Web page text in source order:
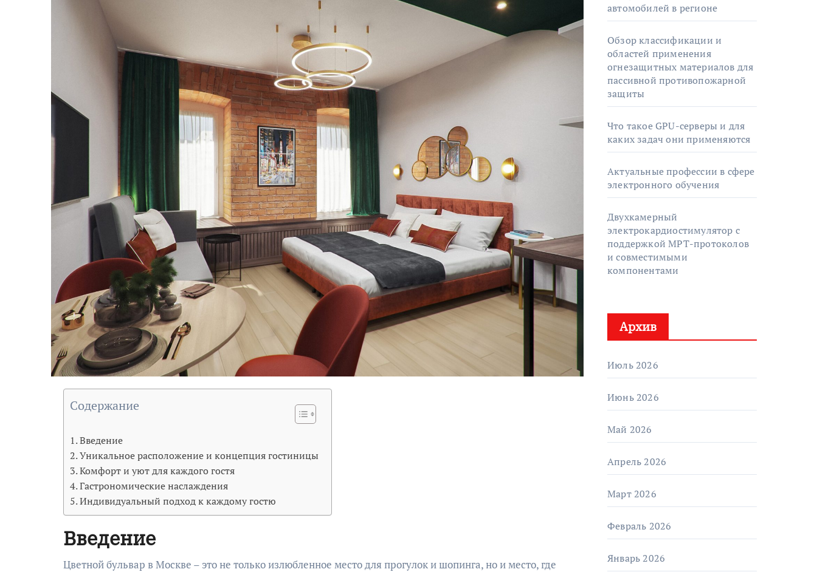
Содержание
Введение
Уникальное расположение и концепция гостиницы
Комфорт и уют для каждого гостя
Гастрономические наслаждения
Индивидуальный подход к каждому гостю
Введение
Цветной бульвар в Москве – это не только излюбленное место для прогулок и шопинга, но и место, где
автомобилей в регионе
Обзор классификации и
областей применения
огнезащитных материалов для
пассивной противопожарной
защиты
Что такое GPU-серверы и для
каких задач они применяются
Актуальные профессии в сфере
электронного обучения
Двухкамерный
электрокардиостимулятор с
поддержкой МРТ-протоколов
и совместимыми
компонентами
Архив
Июль 2026
Июнь 2026
Май 2026
Апрель 2026
Март 2026
Февраль 2026
Январь 2026